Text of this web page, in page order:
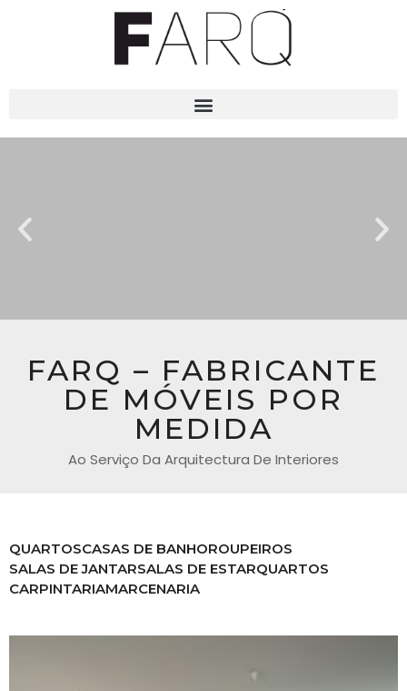
FARQ – FABRICANTE
DE MÓVEIS POR
MEDIDA
Ao Serviço Da Arquitectura De Interiores
QUARTOSCASAS DE BANHOROUPEIROS
SALAS DE JANTARSALAS DE ESTARQUARTOS
CARPINTARIAMARCENARIA